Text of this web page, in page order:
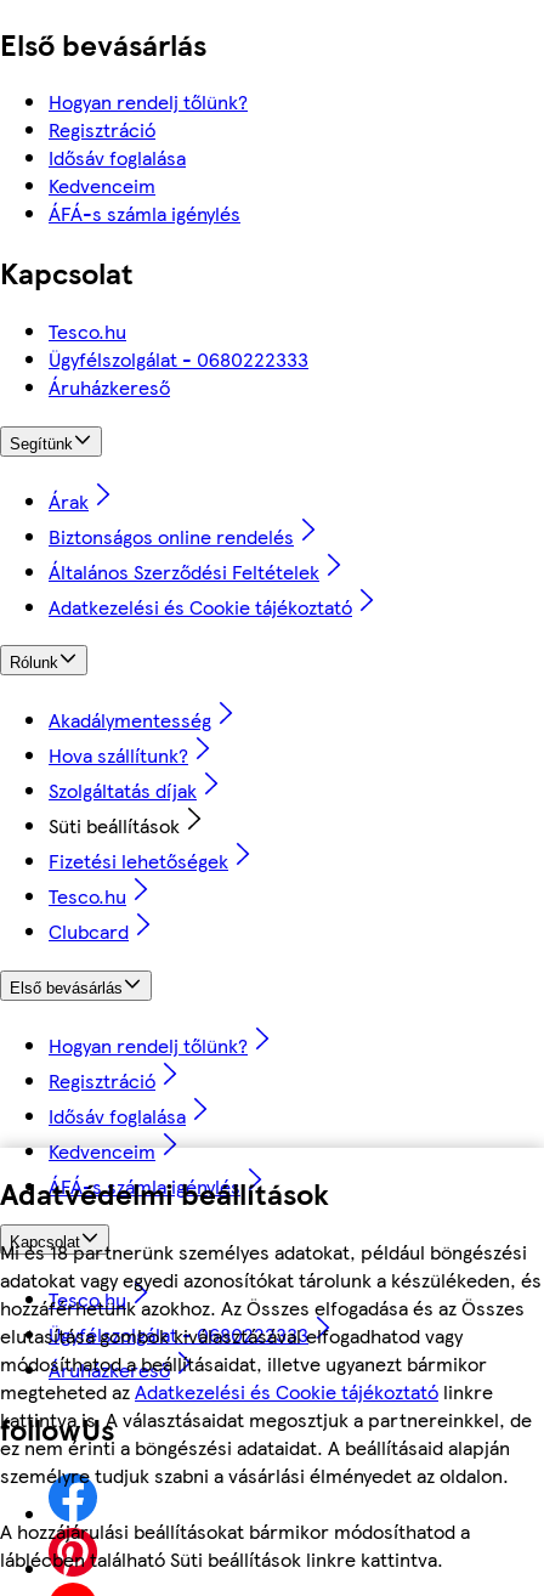
Adatvédelmi beállítások
Mi és 18 partnerünk személyes adatokat, például böngészési
adatokat vagy egyedi azonosítókat tárolunk a készülékeden, és
hozzáférhetünk azokhoz. Az Összes elfogadása és az Összes
elutasítása gombok kiválasztásával elfogadhatod vagy
módosíthatod a beállításaidat, illetve ugyanezt bármikor
megteheted azAdatkezelési és Cookie tájékoztató linkre
kattintva is. A választásaidat megosztjuk a partnereinkkel, de
ez nem érinti a böngészési adataidat. A beállításaid alapján
személyre tudjuk szabni a vásárlási élményedet az oldalon.
A hozzájárulási beállításokat bármikor módosíthatod a
láblécben található Süti beállítások linkre kattintva.
Első bevásárlás
Hogyan rendelj tőlünk?
Regisztráció
Idősáv foglalása
Kedvenceim
ÁFÁ-s számla igénylés
Kapcsolat
Tesco.hu
Ügyfélszolgálat - 0680222333
Áruházkereső
Segítünk
Árak
Biztonságos online rendelés
Általános Szerződési Feltételek
Adatkezelési és Cookie tájékoztató
Rólunk
Akadálymentesség
Hova szállítunk?
Szolgáltatás díjak
Süti beállítások
Fizetési lehetőségek
Tesco.hu
Clubcard
Első bevásárlás
Hogyan rendelj tőlünk?
Regisztráció
Idősáv foglalása
Kedvenceim
ÁFÁ-s számla igénylés
Kapcsolat
Tesco.hu
Ügyfélszolgálat - 0680222333
Áruházkereső
followUs